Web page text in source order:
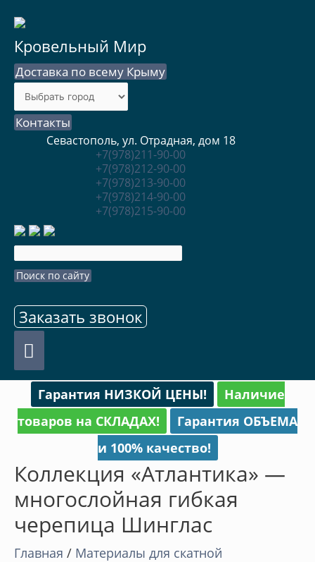
Кровельный Мир
Доставка по всему Крыму
Контакты
Севастополь, ул. Отрадная, дом 18
+7(978)211-90-00
+7(978)212-90-00
+7(978)213-90-00
+7(978)214-90-00
+7(978)215-90-00
Заказать звонок
Главное
меню
Гарантия НИЗКОЙ ЦЕНЫ!
Наличие
товаров на СКЛАДАХ!
Гарантия ОБЪЕМА
и 100% качество!
Коллекция «Атлантика» —
многослойная гибкая
черепица Шинглас
Главная / Материалы для скатной